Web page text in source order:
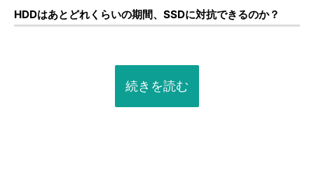
HDDはあとどれくらいの期間、SSDに対抗できるのか？
続きを読む